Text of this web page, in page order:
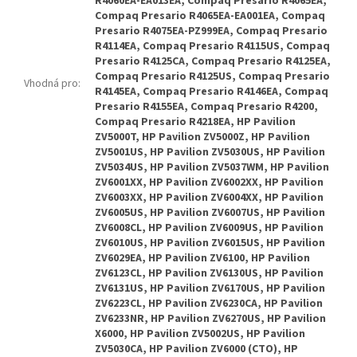
Vhodná pro:
Compaq Presario R4065EA-EA001EA, Compaq
Presario R4075EA-PZ999EA, Compaq Presario
R4114EA, Compaq Presario R4115US, Compaq
Presario R4125CA, Compaq Presario R4125EA,
Compaq Presario R4125US, Compaq Presario
R4145EA, Compaq Presario R4146EA, Compaq
Presario R4155EA, Compaq Presario R4200,
Compaq Presario R4218EA, HP Pavilion
ZV5000T, HP Pavilion ZV5000Z, HP Pavilion
ZV5001US, HP Pavilion ZV5030US, HP Pavilion
ZV5034US, HP Pavilion ZV5037WM, HP Pavilion
ZV6001XX, HP Pavilion ZV6002XX, HP Pavilion
ZV6003XX, HP Pavilion ZV6004XX, HP Pavilion
ZV6005US, HP Pavilion ZV6007US, HP Pavilion
ZV6008CL, HP Pavilion ZV6009US, HP Pavilion
ZV6010US, HP Pavilion ZV6015US, HP Pavilion
ZV6029EA, HP Pavilion ZV6100, HP Pavilion
ZV6123CL, HP Pavilion ZV6130US, HP Pavilion
ZV6131US, HP Pavilion ZV6170US, HP Pavilion
ZV6223CL, HP Pavilion ZV6230CA, HP Pavilion
ZV6233NR, HP Pavilion ZV6270US, HP Pavilion
X6000, HP Pavilion ZV5002US, HP Pavilion
ZV5030CA, HP Pavilion ZV6000 (CTO), HP